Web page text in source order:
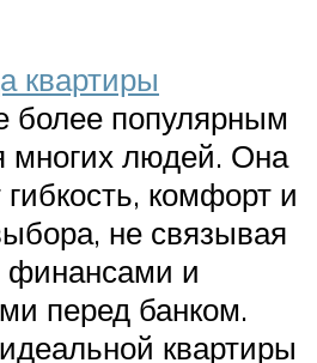
квартиры
более популярным
многих людей. Она
комфорт и
не связывая
финансами и
перед банком.
квартиры